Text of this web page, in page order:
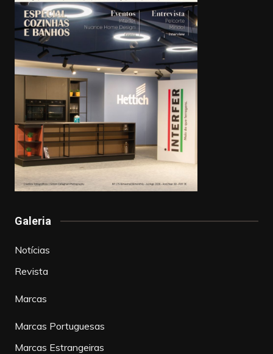
Galeria
Notícias
Revista
Marcas
Marcas Portuguesas
Marcas Estrangeiras